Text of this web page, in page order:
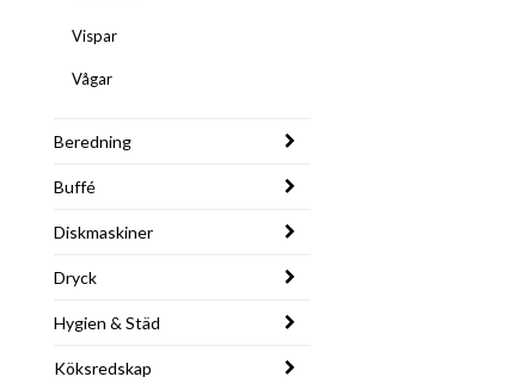
Vispar
Vågar
Beredning
Buffé
Diskmaskiner
Dryck
Hygien & Städ
Köksredskap